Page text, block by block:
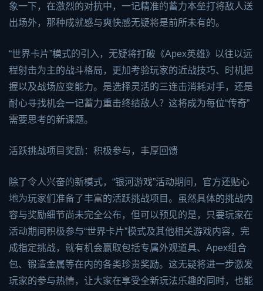
象一下，在激烈的对抗中，一记精准的蓄力本垒打将敌人送
出场外，那种成就感与爽快感无疑将是前所未有的。
“世界卡片”模式的引入，无疑将打破《Apex英雄》以往以远
程射击为主的战斗格局，更加考验玩家的近战技巧、时机把
握以及战场应变能力。是选择灵活的三连击消耗对手，还是
耐心寻找机会一记蓄力重击终结敌人？这将成为每位“传奇”
需要思考的新课题。
活跃挑战项目奖励：积极参与，丰厚回馈
除了令人兴奋的新模式，“银河游戏”活动期间，官方还贴心
地为玩家们准备了丰富的活跃挑战项目。虽然具体的挑战内
容与奖励细节尚未完全公布，但可以预见的是，只要玩家在
活动期间积极参与“世界卡片”模式及其他相关游戏内容，完
成指定挑战，就有机会赢取包括专属外观道具、Apex组合
包、锻造金属等在内的各类珍贵奖励。这无疑将进一步激发
玩家的参与热情，让大家在享受全新玩法乐趣的同时，也能